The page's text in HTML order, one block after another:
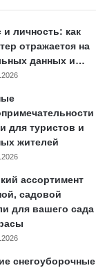
и личность: как
отражается на
данных и…
для туристов и
жителей
ассортимент
садовой
для вашего сада
снегоуборочные